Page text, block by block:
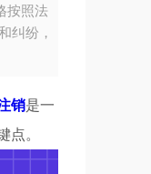
按照法
纠纷，
销是一
点。